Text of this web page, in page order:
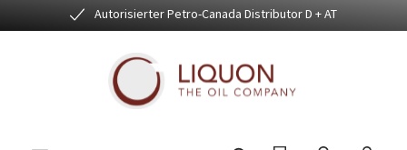
Zum Hauptinhalt springenAutorisierter Petro-Canada Distributor D + AT